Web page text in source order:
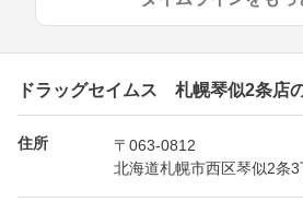
ドラッグセイムス 札幌琴似2条店
住所
〒063-0812
北海道札幌市西区琴似2条